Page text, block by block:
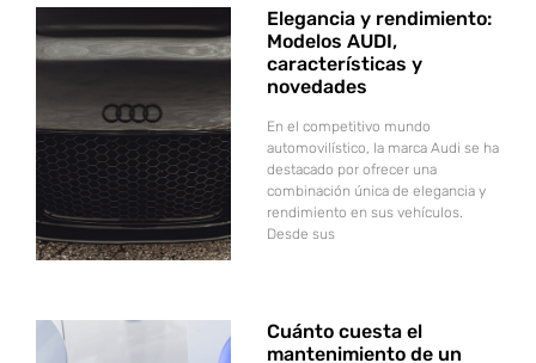
Elegancia y rendimiento:
Modelos AUDI,
características y
novedades
En el competitivo mundo
automovilístico, la marca Audi se ha
destacado por ofrecer una
combinación única de elegancia y
rendimiento en sus vehículos.
Desde sus
Cuánto cuesta el
mantenimiento de un